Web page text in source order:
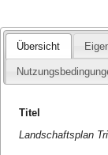
Übersicht
Titel
Landschaftsplan